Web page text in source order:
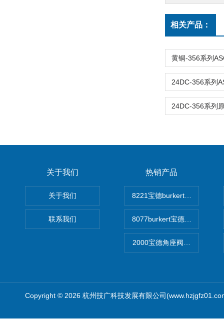
相关产品：
关于我们
关于我们
联系我们
热销产品
8221宝德burkert电导率探头
8077burkert宝德椭圆齿轮脉
2000宝德角座阀德国宝帝
Copyright © 2026 杭州技广科技发展有限公司